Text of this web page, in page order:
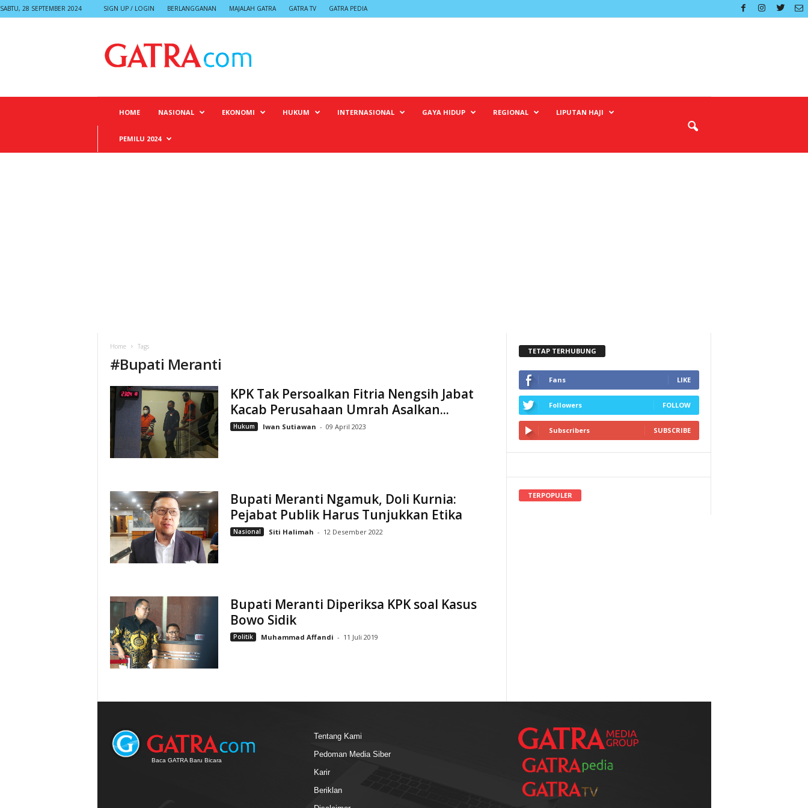
SABTU, 28 SEPTEMBER 2024 SIGN UP / LOGIN BERLANGGANAN MAJALAH GATRA GATRA TV GATRA PEDIA
HOME NASIONAL EKONOMI HUKUM INTERNASIONAL GAYA HIDUP REGIONAL LIPUTAN HAJI
PEMILU 2024
Home Tags
#Bupati Meranti
KPK Tak Persoalkan Fitria Nengsih Jabat
Kacab Perusahaan Umrah Asalkan...
Hukum Iwan Sutiawan - 09 April 2023
Bupati Meranti Ngamuk, Doli Kurnia:
Pejabat Publik Harus Tunjukkan Etika
Nasional Siti Halimah - 12 Desember 2022
Bupati Meranti Diperiksa KPK soal Kasus
Bowo Sidik
Politik Muhammad Affandi - 11 Juli 2019
TETAP TERHUBUNG
Fans LIKE
Followers FOLLOW
Subscribers SUBSCRIBE
TERPOPULER
Baca GATRA Baru Bicara
Tentang Kami
Pedoman Media Siber
Karir
Beriklan